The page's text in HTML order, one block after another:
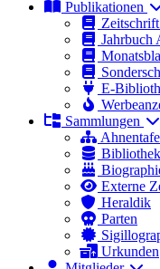
Publikationen
E-
Sammlungen
Externe
Heraldik
Parten
Urkunden